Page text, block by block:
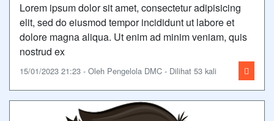
Lorem ipsum dolor sit amet, consectetur adipisicing
elit, sed do eiusmod tempor incididunt ut labore et
dolore magna aliqua. Ut enim ad minim veniam, quis
nostrud ex
15/01/2023 21:23 - Oleh Pengelola DMC - Dilihat 53 kali